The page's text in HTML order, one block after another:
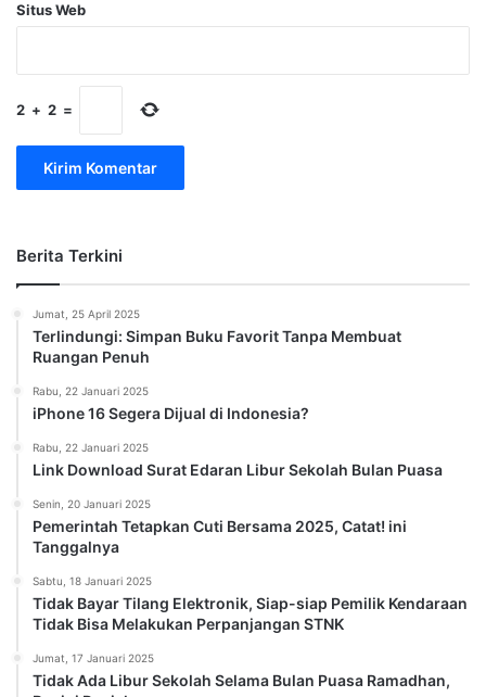
Situs Web
2 + 2 =
Berita Terkini
Jumat, 25 April 2025
Terlindungi: Simpan Buku Favorit Tanpa Membuat
Ruangan Penuh
Rabu, 22 Januari 2025
iPhone 16 Segera Dijual di Indonesia?
Rabu, 22 Januari 2025
Link Download Surat Edaran Libur Sekolah Bulan Puasa
Senin, 20 Januari 2025
Pemerintah Tetapkan Cuti Bersama 2025, Catat! ini
Tanggalnya
Sabtu, 18 Januari 2025
Tidak Bayar Tilang Elektronik, Siap-siap Pemilik Kendaraan
Tidak Bisa Melakukan Perpanjangan STNK
Jumat, 17 Januari 2025
Tidak Ada Libur Sekolah Selama Bulan Puasa Ramadhan,